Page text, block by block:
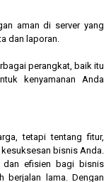
aman di server yang
dan laporan.
perangkat, baik itu
kenyamanan Anda
tetapi tentang fitur,
bisnis Anda.
dan efisien bagi bisnis
berjalan lama. Dengan